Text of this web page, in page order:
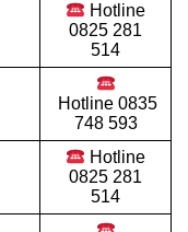
Hotline
0825 281
514
Hotline 0835
748 593
Hotline
0825 281
514